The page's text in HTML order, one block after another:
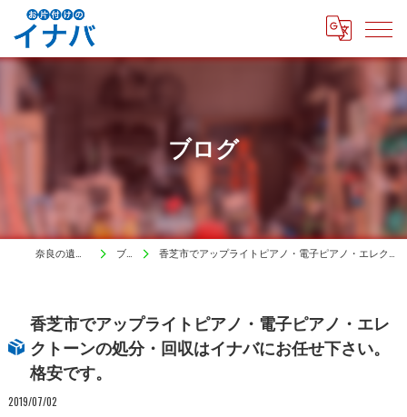
ブログ
ブログ 香芝市でアップライトピアノ・電子ピアノ・エレクトーンの処分・回収はイナバにお任せ下さい。格安です。
香芝市でアップライトピアノ・電子ピアノ・エレ
クトーンの処分・回収はイナバにお任せ下さい。
格安です。
2019/07/02